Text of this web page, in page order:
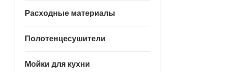
Расходные материалы
Полотенцесушители
Мойки для кухни